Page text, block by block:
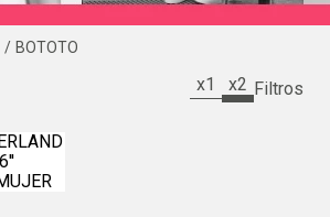
BOTOTO
x1 x2